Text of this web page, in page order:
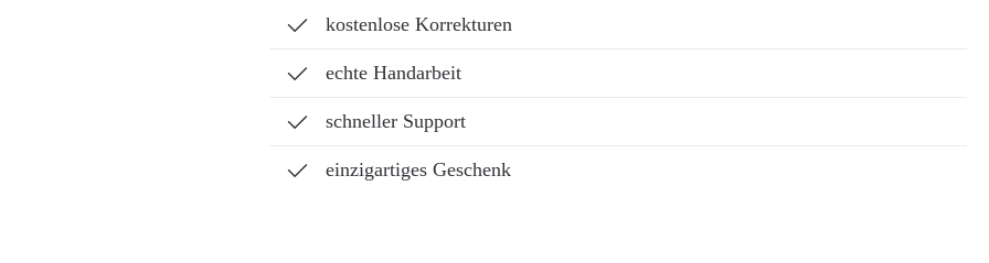
kostenlose Korrekturen
echte Handarbeit
schneller Support
einzigartiges Geschenk